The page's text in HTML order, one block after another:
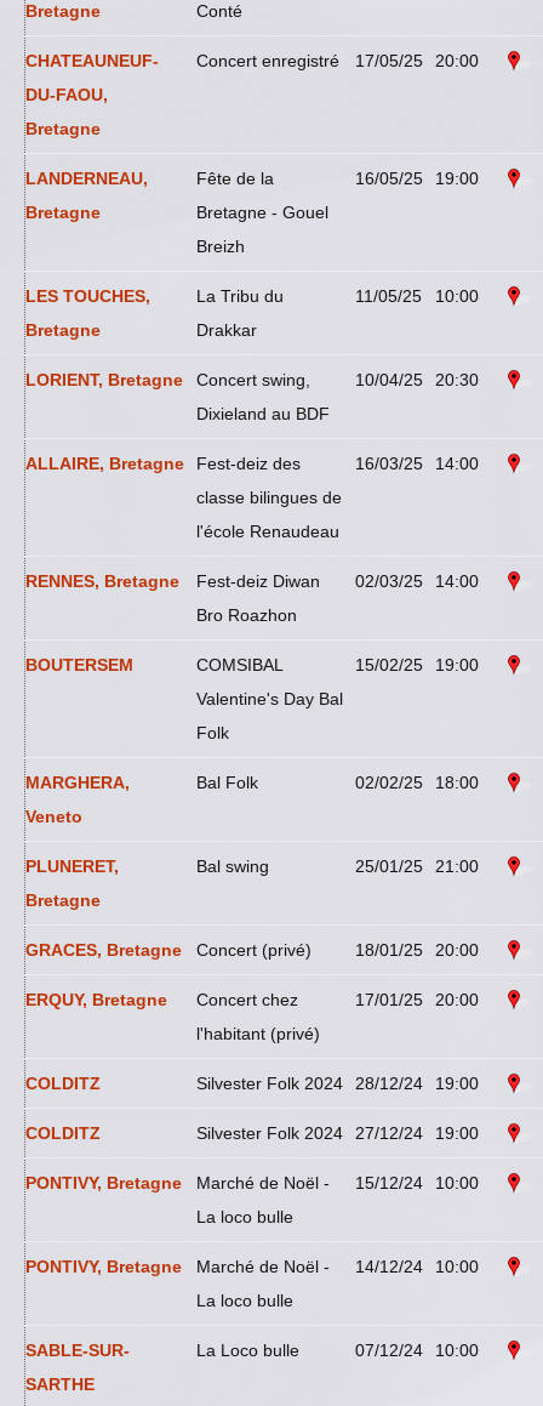
Bretagne
Conté
CHATEAUNEUF-
DU-FAOU,
Bretagne
Concert enregistré 17/05/25 20:00
LANDERNEAU,
Bretagne
Fête de la
Bretagne - Gouel
Breizh
16/05/25 19:00
LES TOUCHES,
Bretagne
La Tribu du
Drakkar
11/05/25 10:00
LORIENT, Bretagne
Concert swing,
Dixieland au BDF
10/04/25 20:30
ALLAIRE, Bretagne
Fest-deiz des
classe bilingues de
l'école Renaudeau
16/03/25 14:00
RENNES, Bretagne
Fest-deiz Diwan
Bro Roazhon
02/03/25 14:00
BOUTERSEM
COMSIBAL
Valentine's Day Bal
Folk
15/02/25 19:00
MARGHERA,
Veneto
Bal Folk 02/02/25 18:00
PLUNERET,
Bretagne
Bal swing 25/01/25 21:00
GRACES, Bretagne Concert (privé) 18/01/25 20:00
ERQUY, Bretagne
Concert chez
l'habitant (privé)
17/01/25 20:00
COLDITZ Silvester Folk 2024 28/12/24 19:00
COLDITZ Silvester Folk 2024 27/12/24 19:00
PONTIVY, Bretagne
Marché de Noël -
La loco bulle
15/12/24 10:00
PONTIVY, Bretagne
Marché de Noël -
La loco bulle
14/12/24 10:00
SABLE-SUR-
SARTHE
La Loco bulle 07/12/24 10:00